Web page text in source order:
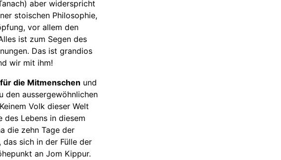
aber widerspricht
stoischen Philosophie,
vor allem den
ist zum Segen des
Das ist grandios
wir mit ihm!
die Mitmenschen und
den aussergewöhnlichen
Volk dieser Welt
des Lebens in diesem
die zehn Tage der
das sich in der Fülle der
an Jom Kippur.